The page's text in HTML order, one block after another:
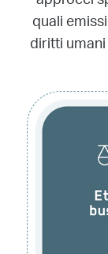
quali
diritti